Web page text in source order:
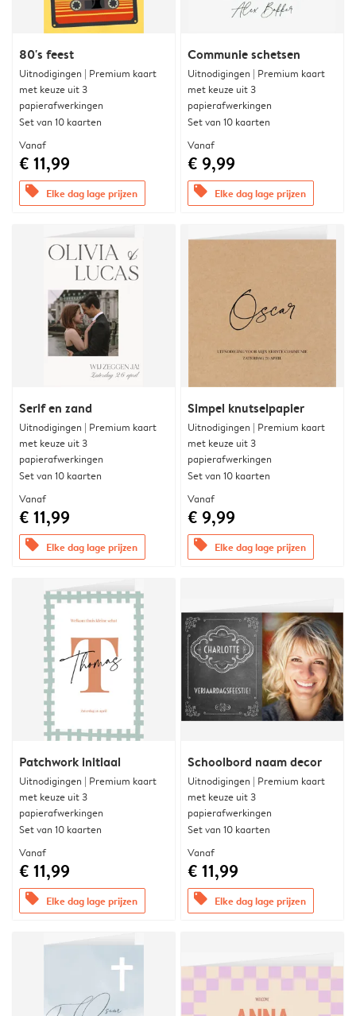
80's feest
Uitnodigingen | Premium kaart
met keuze uit 3
papierafwerkingen
Set van 10 kaarten
Vanaf
€ 11,99
offers Elke dag lage prijzen
Communie schetsen
Uitnodigingen | Premium kaart
met keuze uit 3
papierafwerkingen
Set van 10 kaarten
Vanaf
€ 9,99
offers Elke dag lage prijzen
Serif en zand
Uitnodigingen | Premium kaart
met keuze uit 3
papierafwerkingen
Set van 10 kaarten
Vanaf
€ 11,99
offers Elke dag lage prijzen
Simpel knutselpapier
Uitnodigingen | Premium kaart
met keuze uit 3
papierafwerkingen
Set van 10 kaarten
Vanaf
€ 9,99
offers Elke dag lage prijzen
Patchwork initiaal
Uitnodigingen | Premium kaart
met keuze uit 3
papierafwerkingen
Set van 10 kaarten
Vanaf
€ 11,99
offers Elke dag lage prijzen
Schoolbord naam decor
Uitnodigingen | Premium kaart
met keuze uit 3
papierafwerkingen
Set van 10 kaarten
Vanaf
€ 11,99
offers Elke dag lage prijzen